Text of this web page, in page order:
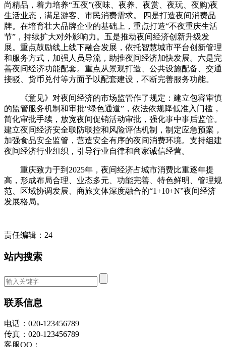
尚精品，着力培养“五夜”(夜味、夜养、夜赏、夜玩、夜购)夜
生活业态，满足游客、市民消费需求。 四是打造夜间消费品
牌。在培育壮大品牌企业的基础上，重点打造“不夜重庆生活
节”，持续扩大对外影响力。五是推动夜间经济创新升级发
展。重点鼓励线上线下融合发展，依托智慧城市平台创新管理
和服务方式，加强人员导流，助推夜间经济加快发展。六是完
善夜间经济功能配套。重点从景观打造、公共设施配备、交通
接驳、货币兑付等方面予以配套建设，不断完善服务功能。
《意见》对夜间经济的市场监管作了规定：建立包容审慎
的监管服务机制和审批“绿色通道”，依法依规降低准入门槛，
简化审批手续，放宽夜间促销活动审批，强化事中事后监管。
建立夜间经济安全联防联控和风险评估机制，制定应急预案，
加强食品安全监管，营造安全有序的夜间消费环境。支持组建
夜间经济行业组织，引导行业自律和商家诚信经营。
重庆致力于到2025年，夜间经济占城市消费比重逐年提
高，形成布局合理、业态多元、功能完善、特色鲜明、管理规
范、区域协调发展、商旅文体深度融合的“1+10+N”夜间经济
发展格局。
责任编辑：24
站内搜索
联系信息
电话：020-123456789
传真：020-123456789
客服QQ：